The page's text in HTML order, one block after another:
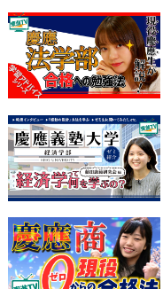
いう点が、特に東進
自分だけでは、学習
りましたが、登校日
遅れていたりすると
計画の立て直しや受
ことが出来ました。
定期的に行われるの
いう短期間での努力
ちました。これらを